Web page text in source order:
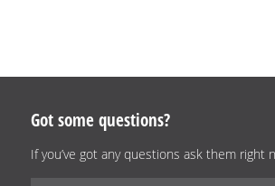
Got some questions?
If you’ve got any questions ask them right